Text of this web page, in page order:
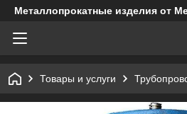
Металлопрокатные изделия от
Товары и услуги